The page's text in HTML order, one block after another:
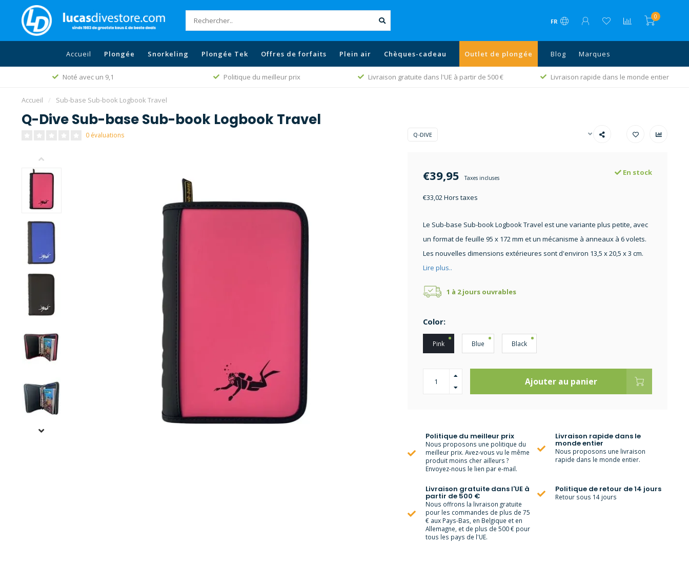
FR
0
Accueil Plongée Snorkeling Plongée Tek Offres de forfaits Plein air Chèques-cadeau Outlet de plongée Blog Marques
Noté avec un 9,1 Politique du meilleur prix Livraison gratuite dans l'UE à partir de 500 € Livraison rapide dans le monde entier
Accueil / Sub-base Sub-book Logbook Travel
Q-Dive Sub-base Sub-book Logbook Travel
0 évaluations Q-DIVE
€39,95 Taxes incluses
€33,02 Hors taxes
En stock
Le Sub-base Sub-book Logbook Travel est une variante plus petite, avec
un format de feuille 95 x 172 mm et un mécanisme à anneaux à 6 volets.
Les nouvelles dimensions extérieures sont d'environ 13,5 x 20,5 x 3 cm.
Lire plus..
1 à 2 jours ouvrables
Color:
Pink Blue Black
Ajouter au panier
Politique du meilleur prix
Nous proposons une politique du
meilleur prix. Avez-vous vu le même
produit moins cher ailleurs ?
Envoyez-nous le lien par e-mail.
Livraison rapide dans le
monde entier
Nous proposons une livraison
rapide dans le monde entier.
Livraison gratuite dans l'UE à
partir de 500 €
Nous offrons la livraison gratuite
pour les commandes de plus de 75
€ aux Pays-Bas, en Belgique et en
Allemagne, et de plus de 500 € pour
tous les pays de l'UE.
Politique de retour de 14 jours
Retour sous 14 jours